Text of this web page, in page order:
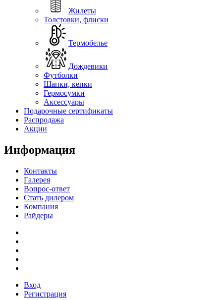
Жилеты
Толстовки, флиски
Термобелье
Дождевики
Футболки
Шапки, кепки
Гермосумки
Аксессуары
Подарочные сертификаты
Распродажа
Акции
Информация
Контакты
Галерея
Вопрос-ответ
Стать дилером
Компания
Райдеры
Вход
Регистрация